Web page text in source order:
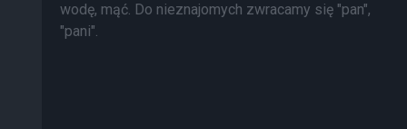
wodę, mąć. Do nieznajomych zwracamy się "pan",
"pani".